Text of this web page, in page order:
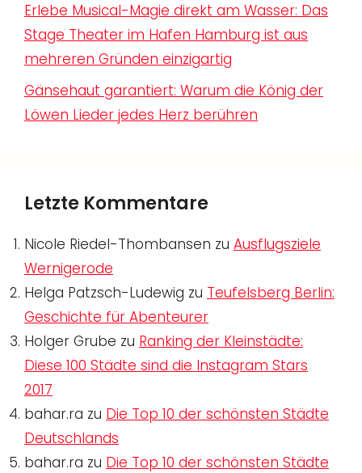
Erlebe Musical-Magie direkt am Wasser: Das
Stage Theater im Hafen Hamburg ist aus
mehreren Gründen einzigartig
Gänsehaut garantiert: Warum die König der
Löwen Lieder jedes Herz berühren
Letzte Kommentare
Nicole Riedel-Thombansen zu Ausflugsziele
Wernigerode
Helga Patzsch-Ludewig zu Teufelsberg Berlin:
Geschichte für Abenteurer
Holger Grube zu Ranking der Kleinstädte:
Diese 100 Städte sind die Instagram Stars
2017
bahar.ra zu Die Top 10 der schönsten Städte
Deutschlands
bahar.ra zu Die Top 10 der schönsten Städte